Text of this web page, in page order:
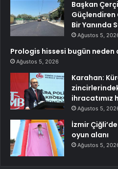
Başkan
Güçlendiren
Bir Yanında
Ağustos 5,
Prologis hissesi bugün neden
Ağustos 5, 2026
Karahan:
ihracatımız
Ağustos 5,
İzmir
oyun alanı
Ağustos 5,